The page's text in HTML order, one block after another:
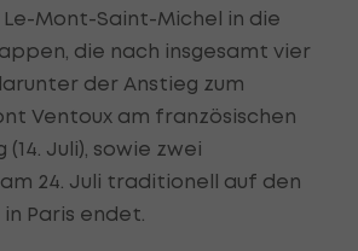
Mont-Saint-Michel in die
die nach insgesamt vier
der Anstieg zum
Ventoux am französischen
Juli), sowie zwei
24. Juli traditionell auf den
Paris endet.